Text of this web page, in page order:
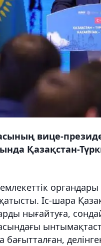
вице-
Қазақстан-
Іс-шара
нығайтуға,
бағытталған,